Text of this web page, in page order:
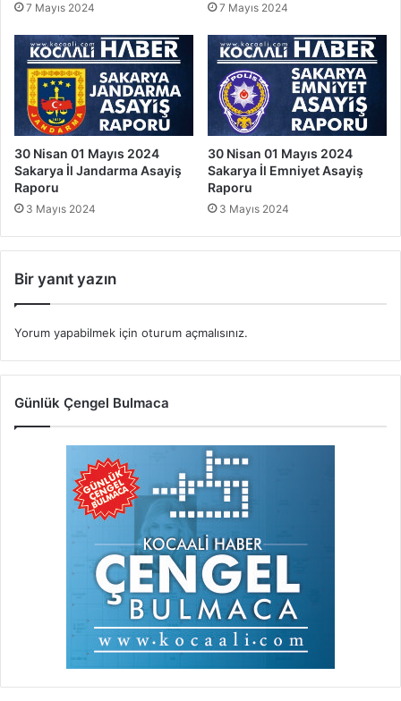
7 Mayıs 2024 7 Mayıs 2024
30 Nisan 01 Mayıs 2024
Sakarya İl Jandarma Asayiş
Raporu
3 Mayıs 2024
30 Nisan 01 Mayıs 2024
Sakarya İl Emniyet Asayiş
Raporu
3 Mayıs 2024
Bir yanıt yazın
Yorum yapabilmek için oturum açmalısınız.
Günlük Çengel Bulmaca